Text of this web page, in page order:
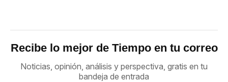
Recibe lo mejor de Tiempo en tu correo
Noticias, opinión, análisis y perspectiva, gratis en tu
bandeja de entrada